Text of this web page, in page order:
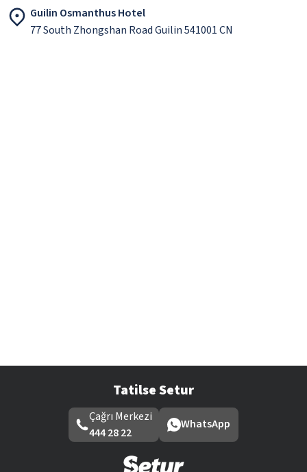
Guilin Osmanthus Hotel
77 South Zhongshan Road Guilin 541001 CN
Tatilse Setur
Çağrı Merkezi
444 28 22
WhatsApp